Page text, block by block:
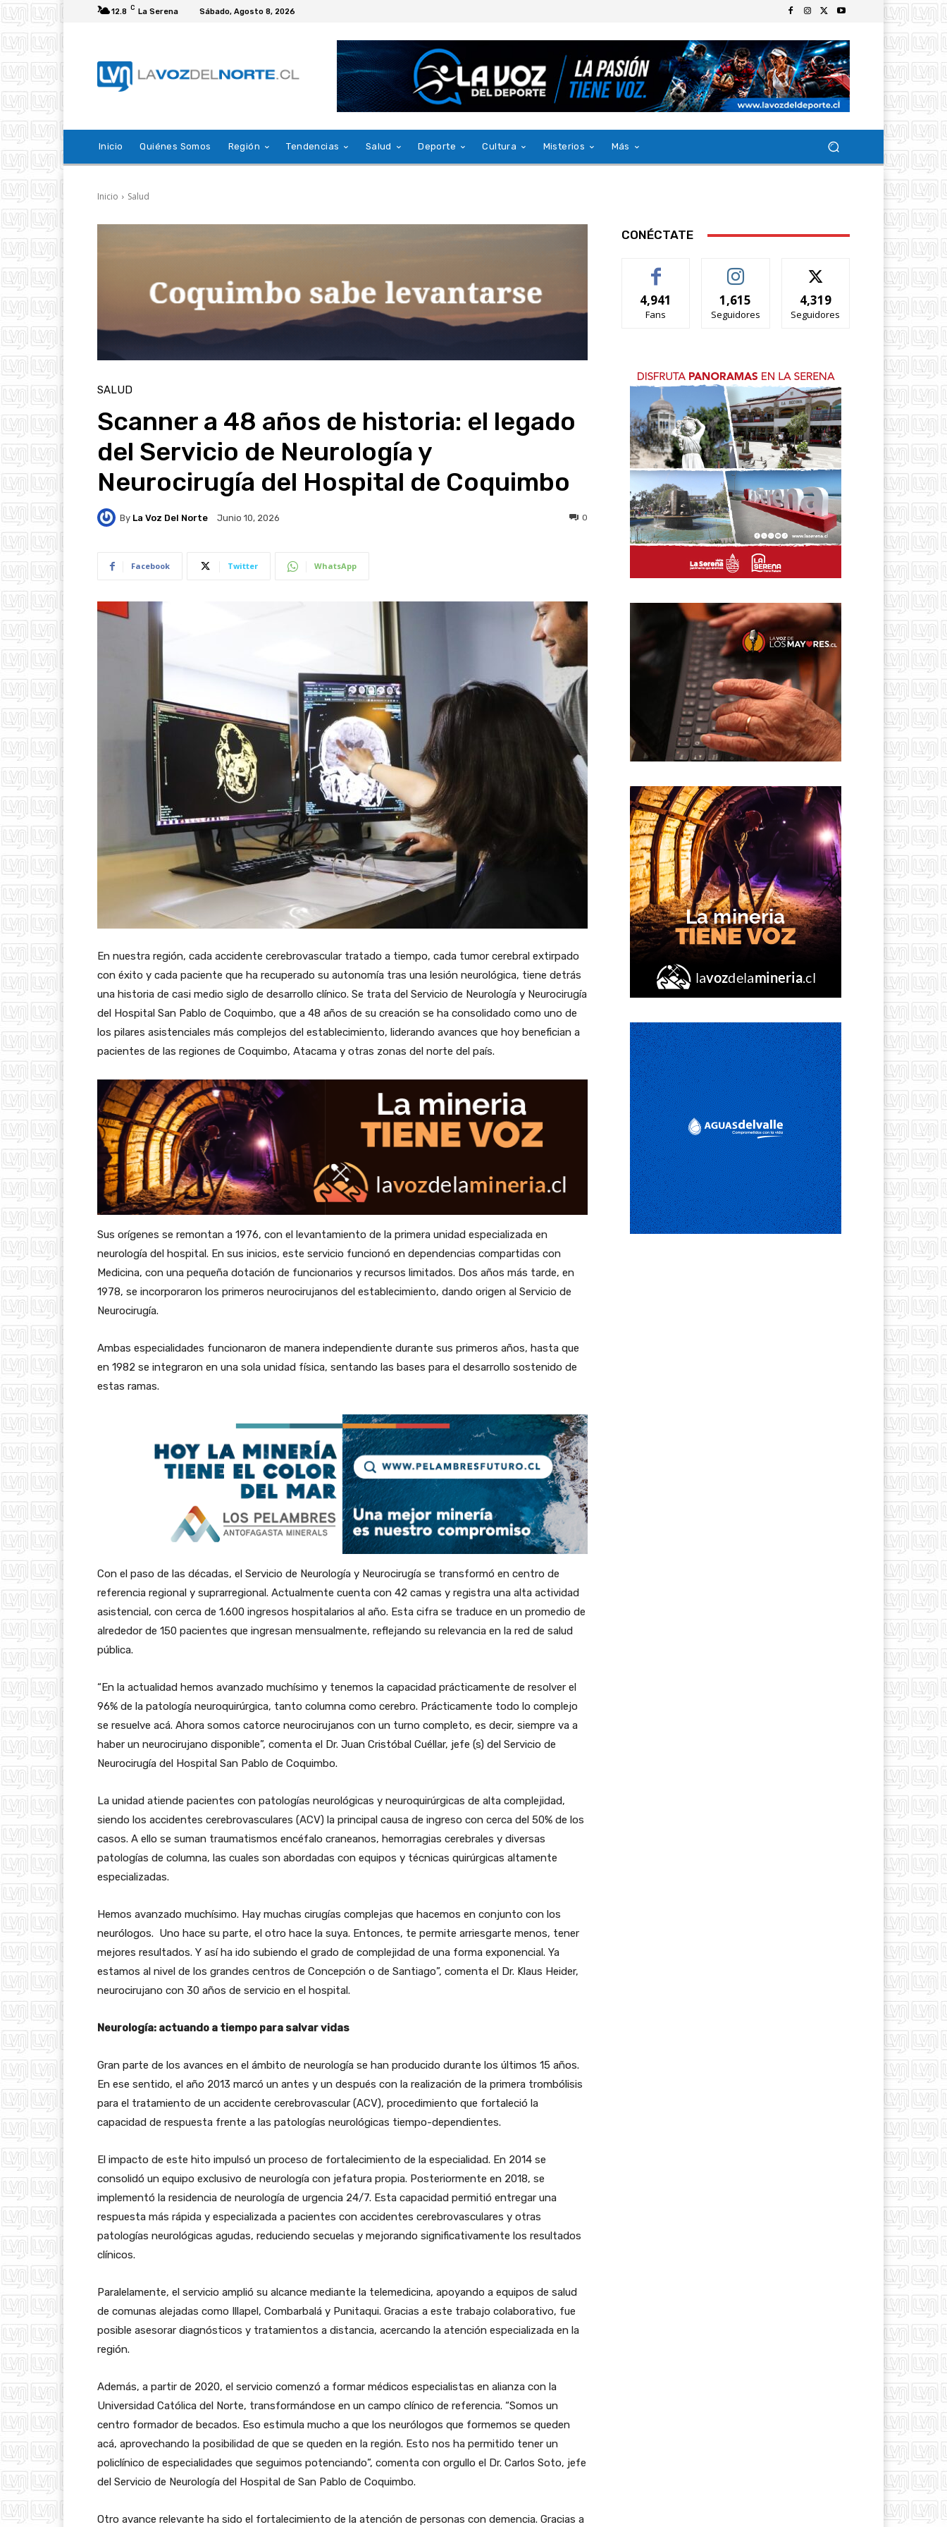
12.8 C La Serena Sábado, Agosto 8, 2026
Inicio Quiénes Somos Región Tendencias Salud Deporte Cultura Misterios Más
Inicio Salud
SALUD
Scanner a 48 años de historia: el legado
del Servicio de Neurología y
Neurocirugía del Hospital de Coquimbo
By La Voz Del Norte Junio 10, 2026 0
Facebook Twitter WhatsApp
En nuestra región, cada accidente cerebrovascular tratado a tiempo, cada tumor cerebral extirpado
con éxito y cada paciente que ha recuperado su autonomía tras una lesión neurológica, tiene detrás
una historia de casi medio siglo de desarrollo clínico. Se trata del Servicio de Neurología y Neurocirugía
del Hospital San Pablo de Coquimbo, que a 48 años de su creación se ha consolidado como uno de
los pilares asistenciales más complejos del establecimiento, liderando avances que hoy benefician a
pacientes de las regiones de Coquimbo, Atacama y otras zonas del norte del país.
Sus orígenes se remontan a 1976, con el levantamiento de la primera unidad especializada en
neurología del hospital. En sus inicios, este servicio funcionó en dependencias compartidas con
Medicina, con una pequeña dotación de funcionarios y recursos limitados. Dos años más tarde, en
1978, se incorporaron los primeros neurocirujanos del establecimiento, dando origen al Servicio de
Neurocirugía.
Ambas especialidades funcionaron de manera independiente durante sus primeros años, hasta que
en 1982 se integraron en una sola unidad física, sentando las bases para el desarrollo sostenido de
estas ramas.
Con el paso de las décadas, el Servicio de Neurología y Neurocirugía se transformó en centro de
referencia regional y suprarregional. Actualmente cuenta con 42 camas y registra una alta actividad
asistencial, con cerca de 1.600 ingresos hospitalarios al año. Esta cifra se traduce en un promedio de
alrededor de 150 pacientes que ingresan mensualmente, reflejando su relevancia en la red de salud
pública.
“En la actualidad hemos avanzado muchísimo y tenemos la capacidad prácticamente de resolver el
96% de la patología neuroquirúrgica, tanto columna como cerebro. Prácticamente todo lo complejo
se resuelve acá. Ahora somos catorce neurocirujanos con un turno completo, es decir, siempre va a
haber un neurocirujano disponible”, comenta el Dr. Juan Cristóbal Cuéllar, jefe (s) del Servicio de
Neurocirugía del Hospital San Pablo de Coquimbo.
La unidad atiende pacientes con patologías neurológicas y neuroquirúrgicas de alta complejidad,
siendo los accidentes cerebrovasculares (ACV) la principal causa de ingreso con cerca del 50% de los
casos. A ello se suman traumatismos encéfalo craneanos, hemorragias cerebrales y diversas
patologías de columna, las cuales son abordadas con equipos y técnicas quirúrgicas altamente
especializadas.
Hemos avanzado muchísimo. Hay muchas cirugías complejas que hacemos en conjunto con los
neurólogos. Uno hace su parte, el otro hace la suya. Entonces, te permite arriesgarte menos, tener
mejores resultados. Y así ha ido subiendo el grado de complejidad de una forma exponencial. Ya
estamos al nivel de los grandes centros de Concepción o de Santiago”, comenta el Dr. Klaus Heider,
neurocirujano con 30 años de servicio en el hospital.
Neurología: actuando a tiempo para salvar vidas
Gran parte de los avances en el ámbito de neurología se han producido durante los últimos 15 años.
En ese sentido, el año 2013 marcó un antes y un después con la realización de la primera trombólisis
para el tratamiento de un accidente cerebrovascular (ACV), procedimiento que fortaleció la
capacidad de respuesta frente a las patologías neurológicas tiempo-dependientes.
El impacto de este hito impulsó un proceso de fortalecimiento de la especialidad. En 2014 se
consolidó un equipo exclusivo de neurología con jefatura propia. Posteriormente en 2018, se
implementó la residencia de neurología de urgencia 24/7. Esta capacidad permitió entregar una
respuesta más rápida y especializada a pacientes con accidentes cerebrovasculares y otras
patologías neurológicas agudas, reduciendo secuelas y mejorando significativamente los resultados
clínicos.
Paralelamente, el servicio amplió su alcance mediante la telemedicina, apoyando a equipos de salud
de comunas alejadas como Illapel, Combarbalá y Punitaqui. Gracias a este trabajo colaborativo, fue
posible asesorar diagnósticos y tratamientos a distancia, acercando la atención especializada en la
región.
Además, a partir de 2020, el servicio comenzó a formar médicos especialistas en alianza con la
Universidad Católica del Norte, transformándose en un campo clínico de referencia. “Somos un
centro formador de becados. Eso estimula mucho a que los neurólogos que formemos se queden
acá, aprovechando la posibilidad de que se queden en la región. Esto nos ha permitido tener un
policlínico de especialidades que seguimos potenciando”, comenta con orgullo el Dr. Carlos Soto, jefe
del Servicio de Neurología del Hospital de San Pablo de Coquimbo.
Otro avance relevante ha sido el fortalecimiento de la atención de personas con demencia. Gracias a
CONÉCTATE
4,941
Fans
1,615
Seguidores
4,319
Seguidores